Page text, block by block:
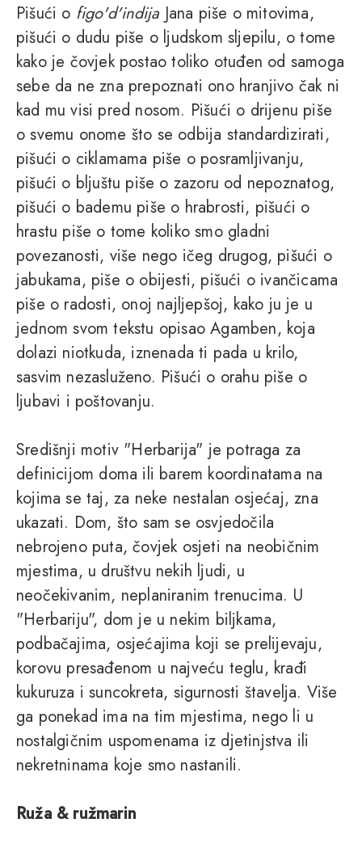
Pišući o figo'd'indijaJana piše o mitovima,
pišući o dudu piše o ljudskom sljepilu, o tome
kako je čovjek postao toliko otuđen od samoga
sebe da ne zna prepoznati ono hranjivo čak ni
kad mu visi pred nosom. Pišući o drijenu piše
o svemu onome što se odbija standardizirati,
pišući o ciklamama piše o posramljivanju,
pišući o bljuštu piše o zazoru od nepoznatog,
pišući o bademu piše o hrabrosti, pišući o
hrastu piše o tome koliko smo gladni
povezanosti, više nego ičeg drugog, pišući o
jabukama, piše o obijesti, pišući o ivančicama
piše o radosti, onoj najljepšoj, kako ju je u
jednom svom tekstu opisao Agamben, koja
dolazi niotkuda, iznenada ti pada u krilo,
sasvim nezasluženo. Pišući o orahu piše o
ljubavi i poštovanju.
Središnji motiv "Herbarija" je potraga za
definicijom doma ili barem koordinatama na
kojima se taj, za neke nestalan osjećaj, zna
ukazati. Dom, što sam se osvjedočila
nebrojeno puta, čovjek osjeti na neobičnim
mjestima, u društvu nekih ljudi, u
neočekivanim, neplaniranim trenucima. U
"Herbariju", dom je u nekim biljkama,
podbačajima, osjećajima koji se prelijevaju,
korovu presađenom u najveću teglu, krađi
kukuruza i suncokreta, sigurnosti štavelja. Više
ga ponekad ima na tim mjestima, nego li u
nostalgičnim uspomenama iz djetinjstva ili
nekretninama koje smo nastanili.
Ruža & ružmarin